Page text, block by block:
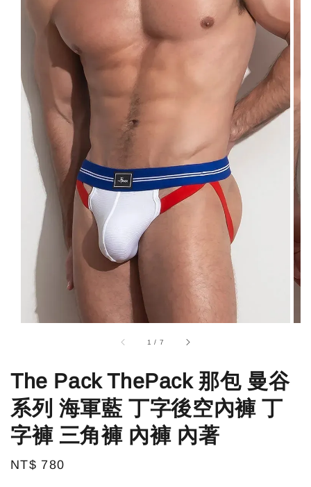
1 / 7
The Pack ThePack 那包 曼谷
系列 海軍藍 丁字後空內褲 丁
字褲 三角褲 內褲 內著
Regular
NT$ 780